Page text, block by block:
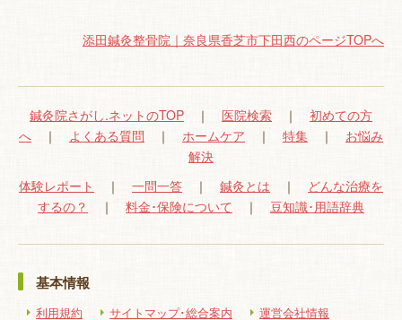
添田鍼灸整骨院｜奈良県香芝市下田西のページTOPへ
鍼灸院さがし.ネットのTOP ｜ 医院検索 ｜ 初めての方
へ ｜ よくある質問 ｜ ホームケア ｜ 特集 ｜ お悩み
解決
体験レポート
｜ 一問一答 ｜ 鍼灸とは ｜ どんな治療を
するの？
｜ 料金･保険について ｜ 豆知識･用語辞典
基本情報
利用規約 サイトマップ･総合案内 運営会社情報